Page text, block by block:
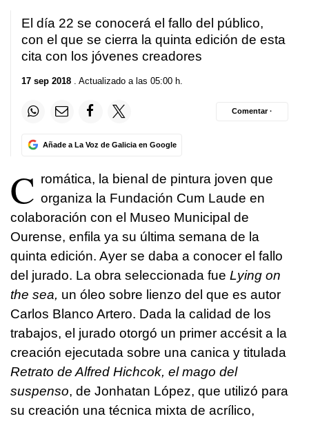
El día 22 se conocerá el fallo del público,
con el que se cierra la quinta edición de esta
cita con los jóvenes creadores
17 sep 2018 . Actualizado a las 05:00 h.
Añade a La Voz de Galicia en Google
Comentar ·
C romática, la bienal de pintura joven que
organiza la Fundación Cum Laude en
colaboración con el Museo Municipal de
Ourense, enfila ya su última semana de la
quinta edición. Ayer se daba a conocer el fallo
del jurado. La obra seleccionada fue Lying on
the sea, un óleo sobre lienzo del que es autor
Carlos Blanco Artero. Dada la calidad de los
trabajos, el jurado otorgó un primer accésit a la
creación ejecutada sobre una canica y titulada
Retrato de Alfred Hichcok, el mago del
suspenso, de Jonhatan López, que utilizó para
su creación una técnica mixta de acrílico,